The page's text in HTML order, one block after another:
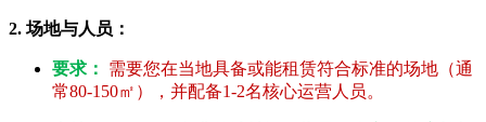
2. 场地与人员：
要求：
需要您在当地具备或能租赁符合标准的场地（通
常80-150㎡），并配备1-2名核心运营人员。